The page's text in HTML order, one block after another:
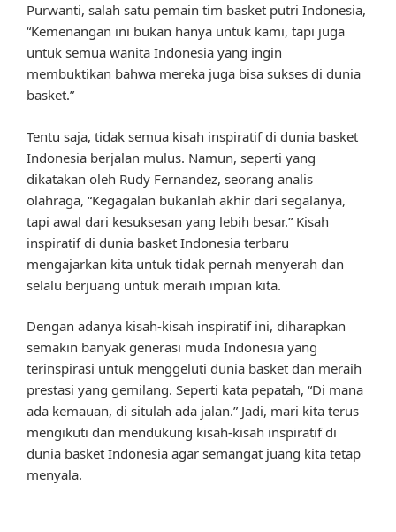
Purwanti, salah satu pemain tim basket putri Indonesia,
“Kemenangan ini bukan hanya untuk kami, tapi juga
untuk semua wanita Indonesia yang ingin
membuktikan bahwa mereka juga bisa sukses di dunia
basket.”
Tentu saja, tidak semua kisah inspiratif di dunia basket
Indonesia berjalan mulus. Namun, seperti yang
dikatakan oleh Rudy Fernandez, seorang analis
olahraga, “Kegagalan bukanlah akhir dari segalanya,
tapi awal dari kesuksesan yang lebih besar.” Kisah
inspiratif di dunia basket Indonesia terbaru
mengajarkan kita untuk tidak pernah menyerah dan
selalu berjuang untuk meraih impian kita.
Dengan adanya kisah-kisah inspiratif ini, diharapkan
semakin banyak generasi muda Indonesia yang
terinspirasi untuk menggeluti dunia basket dan meraih
prestasi yang gemilang. Seperti kata pepatah, “Di mana
ada kemauan, di situlah ada jalan.” Jadi, mari kita terus
mengikuti dan mendukung kisah-kisah inspiratif di
dunia basket Indonesia agar semangat juang kita tetap
menyala.